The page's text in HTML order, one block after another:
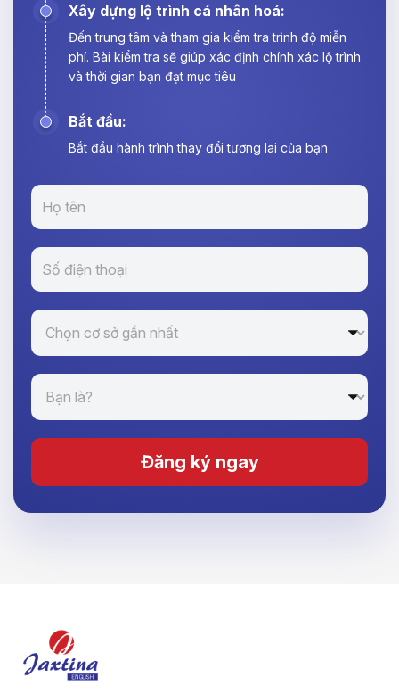
Xây dựng lộ trình cá nhân hoá:
Đến trung tâm và tham gia kiểm tra trình độ miễn
phí. Bài kiểm tra sẽ giúp xác định chính xác lộ trình
và thời gian bạn đạt mục tiêu
Bắt đầu:
Bắt đầu hành trình thay đổi tương lai của bạn
Đăng ký ngay